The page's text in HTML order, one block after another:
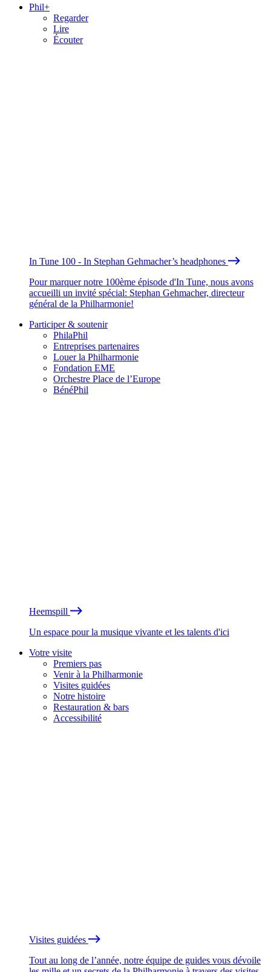
Phil+
Regarder
Lire
Écouter
In Tune 100 - In Stephan Gehmacher’s headphones
Pour marquer notre 100ème épisode d'In Tune, nous avons
accueilli un invité spécial: Stephan Gehmacher, directeur
général de la Philharmonie!
Participer & soutenir
PhilaPhil
Entreprises partenaires
Louer la Philharmonie
Fondation EME
Orchestre Place de l’Europe
BénéPhil
Heemspill
Un espace pour la musique vivante et les talents d'ici
Votre visite
Premiers pas
Venir à la Philharmonie
Visites guidées
Notre histoire
Restauration & bars
Accessibilité
Visites guidées
Tout au long de l’année, notre équipe de guides vous dévoile